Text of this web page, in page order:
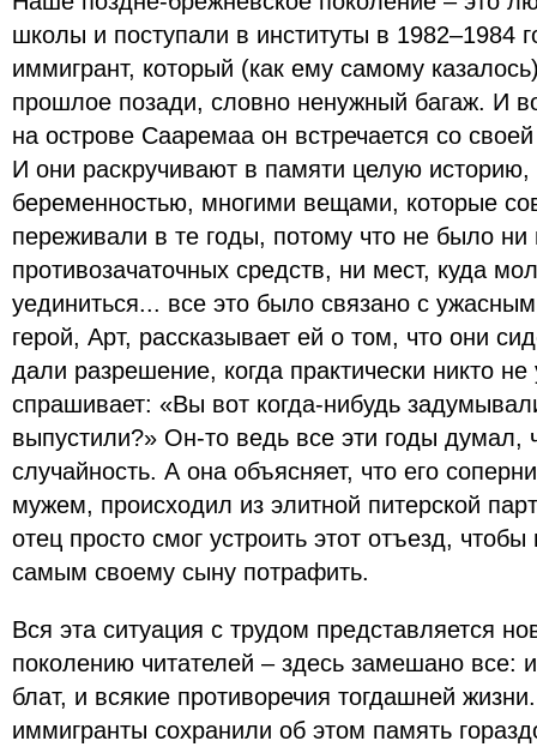
школы и поступали в институты в 1982–1984
иммигрант, который (как ему самому
прошлое позади, словно ненужный багаж. И
на острове Сааремаа он встречается со
И они раскручивают в памяти целую
беременностью, многими вещами, которые
переживали в те годы, потому что не было
противозачаточных средств, ни мест, куда
уединиться... все это было связано с
герой, Арт, рассказывает ей о том, что они
дали разрешение, когда практически никто
спрашивает: «Вы вот когда-нибудь
выпустили?» Он-то ведь все эти годы думал,
случайность. А она объясняет, что его
мужем, происходил из элитной питерской
отец просто смог устроить этот отъезд,
самым своему сыну потрафить.
Вся эта ситуация с трудом представляется
поколению читателей – здесь замешано все:
блат, и всякие противоречия тогдашней
иммигранты сохранили об этом память